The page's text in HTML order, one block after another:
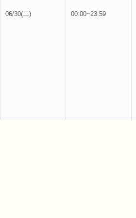
06/30(二) 00:00~23:59